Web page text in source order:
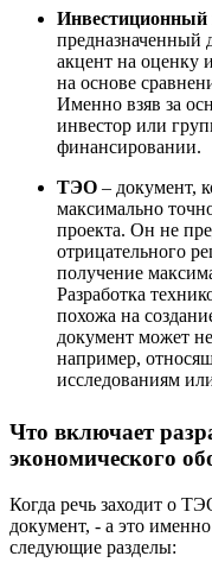
предназначенный
акцент на оценку
на основе
Именно взяв за
инвестор или
финансировании.
ТЭО – документ,
максимально
проекта. Он не
отрицательного
получение
Разработка
похожа на
документ может
например,
исследованиям
Что включает
экономического
Когда речь заходит о
документ, - а это
следующие разделы: